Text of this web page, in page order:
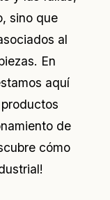
sino que
al
En
aquí
de
cómo